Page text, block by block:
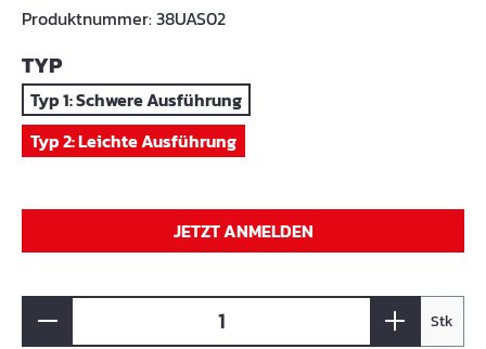
Produktnummer:38UAS02
TYPAUSWÄHLEN
Typ 1: Schwere Ausführung
Typ 2: Leichte Ausführung
JETZT ANMELDEN
Stk